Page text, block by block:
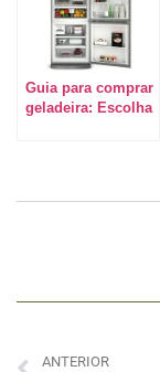
Guia para comprar
geladeira: Escolha
ANTERIOR